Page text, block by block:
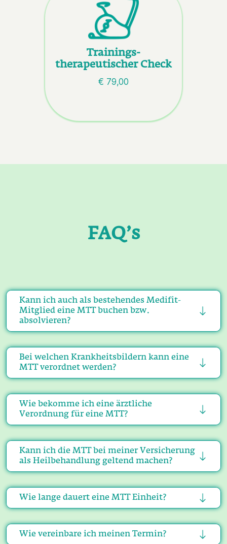
Trainings-
therapeutischer Check
€ 79,00
FAQ’s
Kann ich auch als bestehendes Medifit-
Mitglied eine MTT buchen bzw.
absolvieren?
Bei welchen Krankheitsbildern kann eine
MTT verordnet werden?
Wie bekomme ich eine ärztliche
Verordnung für eine MTT?
Kann ich die MTT bei meiner Versicherung
als Heilbehandlung geltend machen?
Wie lange dauert eine MTT Einheit?
Wie vereinbare ich meinen Termin?